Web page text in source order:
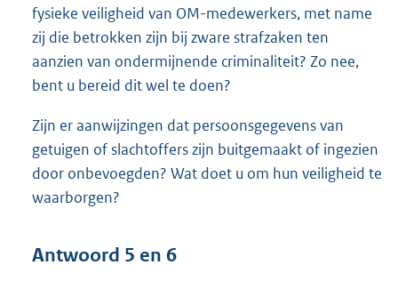
fysieke veiligheid van OM-medewerkers, met name
zij die betrokken zijn bij zware strafzaken ten
aanzien van ondermijnende criminaliteit? Zo nee,
bent u bereid dit wel te doen?
Zijn er aanwijzingen dat persoonsgegevens van
getuigen of slachtoffers zijn buitgemaakt of ingezien
door onbevoegden? Wat doet u om hun veiligheid te
waarborgen?
Antwoord 5 en 6